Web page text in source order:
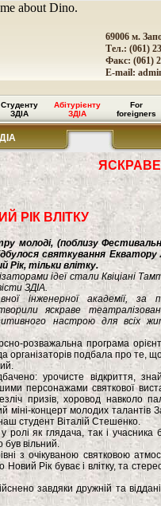
about Dino.
69006 м.
Тел.: (061)
Факс: (061)
E-mail:
Студенту
ЗДІА
Абітурієнту
ЗДІА
For
foreigners
РІК ВЛІТКУ
молоді, (поблизу
святкування Екватору
тільки влітку.
ідеї стали Квіціані
ЗДІА.
інженерної академії, за
яскраве
настрою для всіх
розважальна програма
організаторів подбала про те,
урочисте відкриття,
персонажами святкової
призів, хоровод навколо
міні-концерт молодих талантів
студент Віталій Стешенко.
як глядача, так і учасника
був вільний.
з очікуваною святковою
Рік буває і влітку, та
завдяки дружній та